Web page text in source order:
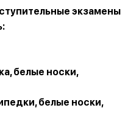
экзамены
белые носки,
белые носки,